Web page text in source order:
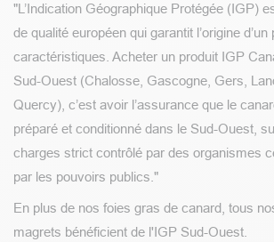
"L’Indication Géographique Protégée (IGP)
de qualité européen qui garantit l’origine
caractéristiques. Acheter un produit IGP
Sud-Ouest (Chalosse, Gascogne, Gers,
Quercy), c’est avoir l’assurance que le
préparé et conditionné dans le Sud-Ouest,
charges strict contrôlé par des organismes
par les pouvoirs publics."
En plus de nos foies gras de canard, tous
magrets bénéficient de l'IGP Sud-Ouest.